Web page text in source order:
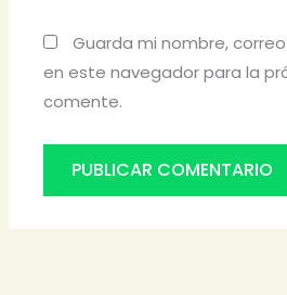
Guarda mi nombre,
en este navegador para la
comente.